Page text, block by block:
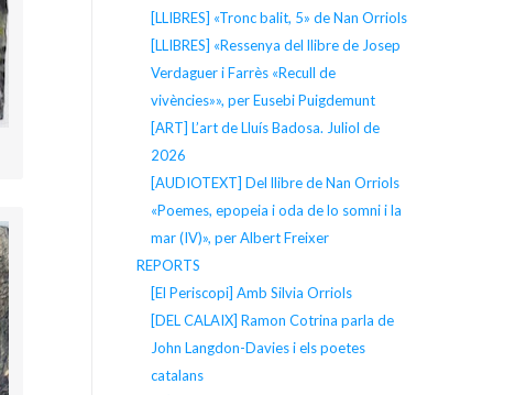
[LLIBRES] «Tronc balit, 5» de Nan Orriols
[LLIBRES] «Ressenya del llibre de Josep
Verdaguer i Farrès «Recull de
vivències»», per Eusebi Puigdemunt
[ART] L’art de Lluís Badosa. Juliol de
2026
[AUDIOTEXT] Del llibre de Nan Orriols
«Poemes, epopeia i oda de lo somni i la
mar (IV)», per Albert Freixer
REPORTS
[El Periscopi] Amb Silvia Orriols
[DEL CALAIX] Ramon Cotrina parla de
John Langdon-Davies i els poetes
catalans